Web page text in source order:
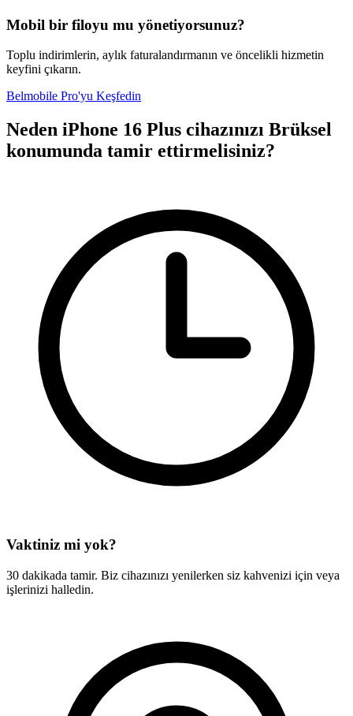
Mobil bir filoyu mu yönetiyorsunuz?
Toplu indirimlerin, aylık faturalandırmanın ve öncelikli hizmetin
keyfini çıkarın.
Belmobile Pro'yu Keşfedin
Neden iPhone 16 Plus cihazınızı Brüksel
konumunda tamir ettirmelisiniz?
Vaktiniz mi yok?
30 dakikada tamir. Biz cihazınızı yenilerken siz kahvenizi için veya
işlerinizi halledin.